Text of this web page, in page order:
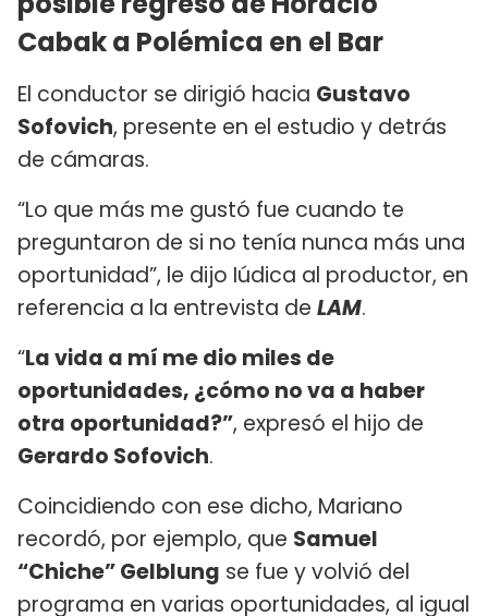
Cabak a Polémica en el Bar
El conductor se dirigió hacia Gustavo
Sofovich, presente en el estudio y detrás
de cámaras.
“Lo que más me gustó fue cuando te
preguntaron de si no tenía nunca más una
oportunidad”, le dijo Iúdica al productor, en
referencia a la entrevista de LAM.
“La vida a mí me dio miles de
oportunidades, ¿cómo no va a haber
otra oportunidad?”, expresó el hijo de
Gerardo Sofovich.
Coincidiendo con ese dicho, Mariano
recordó, por ejemplo, que Samuel
“Chiche” Gelblung se fue y volvió del
programa en varias oportunidades, al igual